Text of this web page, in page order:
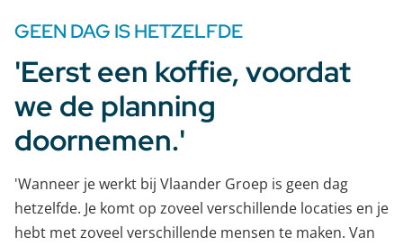
GEEN DAG IS HETZELFDE
'Eerst een koffie, voordat
we de planning
doornemen.'
'Wanneer je werkt bij Vlaander Groep is geen dag
hetzelfde. Je komt op zoveel verschillende locaties en je
hebt met zoveel verschillende mensen te maken. Van